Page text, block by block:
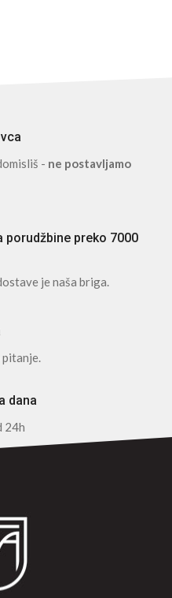
- ne postavljamo
porudžbine preko 7000
je naša briga.
pitanje.
dana
24h